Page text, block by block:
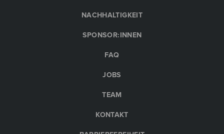
NACHHALTIGKEIT
SPONSOR:INNEN
FAQ
JOBS
TEAM
KONTAKT